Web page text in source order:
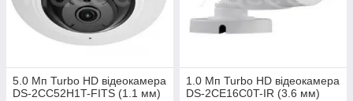
5.0 Мп Turbo HD відеокамера
DS-2CC52H1T-FITS (1.1 мм)
1.0 Мп Turbo HD відеокамера
DS-2CE16C0T-IR (3.6 мм)